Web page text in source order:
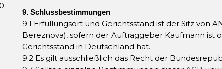
9. Schlussbestimmungen
9.1 Erfüllungsort und Gerichtsstand ist der Sitz von
Bereznova), sofern der Auftraggeber Kaufmann ist
Gerichtsstand in Deutschland hat.
9.2 Es gilt ausschließlich das Recht der